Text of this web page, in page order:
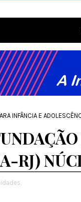
INFÂNCIA E
RJ)